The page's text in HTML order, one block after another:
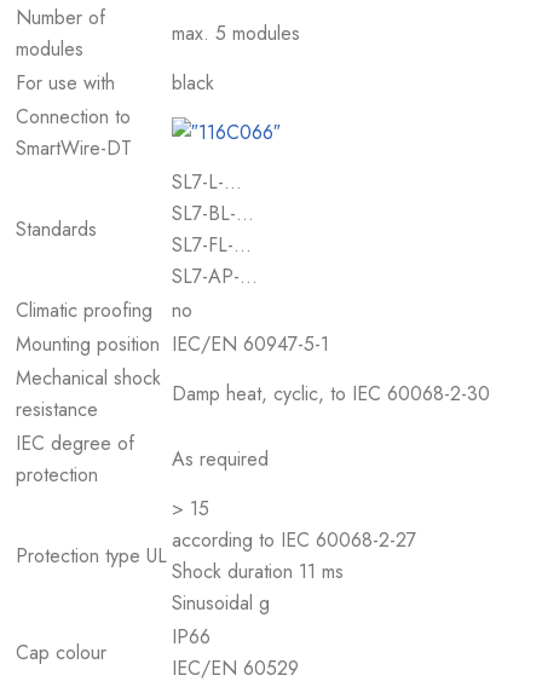
Number of
modules
max. 5 modules
For use with
black
Connection to
SmartWire-DT
Standards
SL7-L-…
SL7-BL-…
SL7-FL-…
SL7-AP-…
Climatic proofing
no
Mounting position IEC/EN 60947-5-1
Mechanical shock
resistance
Damp heat, cyclic, to IEC 60068-2-30
IEC degree of
protection
As required
Protection type UL
> 15
according to IEC 60068-2-27
Shock duration 11 ms
Sinusoidal g
Cap colour
IP66
IEC/EN 60529